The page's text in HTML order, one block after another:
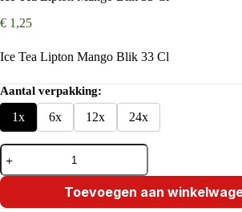
€ 1,25
Ice Tea Lipton Mango Blik 33 Cl
Aantal verpakking:
1x 6x 12x 24x
Ice
Tea
Lipton
Blik
Toevoegen aan